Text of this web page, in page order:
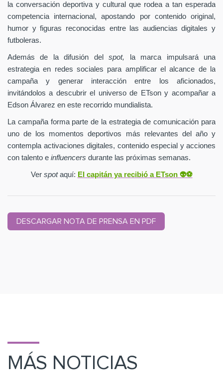
la conversación deportiva y cultural que rodea a tan esperada
competencia internacional, apostando por contenido original,
humor y figuras reconocidas entre las audiencias digitales y
futboleras.
Además de la difusión delspot,
la marca impulsará una
estrategia en redes sociales para amplificar el alcance de la
campaña y generar interacción entre los aficionados,
invitándolos a descubrir el universo de ETson y acompañar a
Edson Álvarez en este recorrido mundialista.
La campaña forma parte de la estrategia de comunicación para
uno de los momentos deportivos más relevantes del año y
contempla activaciones digitales, contenido especial y acciones
con talento e influencers durante las próximas semanas.
Ver spotaquí: El capitán ya recibió a ETson 👽⚽️
DESCARGAR NOTA DE PRENSA EN PDF
MÁS NOTICIAS